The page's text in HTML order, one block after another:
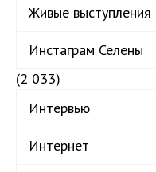
Живые выступления
Инстаграм Селены
(2 033)
Интервью
Интернет